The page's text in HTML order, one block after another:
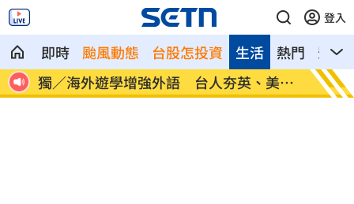
登入
即時 颱風動態 台股怎投資 熱門 影音
生活
30
獨／海外遊學增強外語 台人夯英、美、
加
長尾
因